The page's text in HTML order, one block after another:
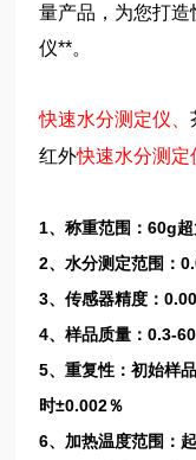
量产品，为您打
仪**。
快速水分测定仪、
红外快速水分测定
1、称重范围：60g
2、水分测定范围：
3、传感器精度：
4、样品质量：0.3-
5、重复性：初始样
时±0.002％
6、加热温度范围：